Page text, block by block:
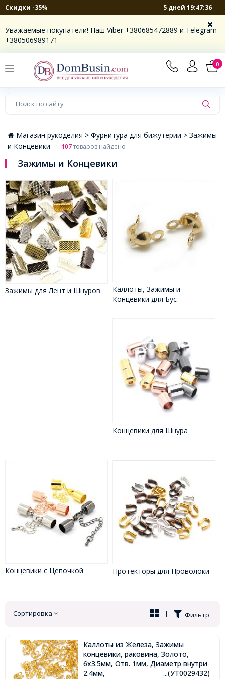
Скидки -35% 5 дней 19:47:34
Уважаемые покупатели! Наш Viber +380685472889 и Telegram
+380506989171
0
×
Магазин рукоделия > Фурнитура для бижутерии > Зажимы
и Концевики
107товаров найдено
Зажимы и Концевики
Зажимы для Лент и Шнуров
Каллоты, Зажимы и
Концевики для Бус
Концевики для Шнура
Концевики с Цепочкой Протекторы для Проволоки
Сортировка Фильтр
|
Каллоты из Железа, Зажимы
концевики, раковина, Золото,
6х3.5мм, Отв. 1мм, Диаметр внутри
2.4мм,
...(УТ0029432)